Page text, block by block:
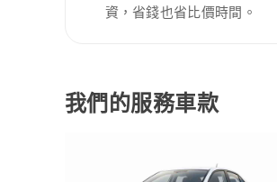
資，省錢也省比價時間。
我們的服務車款